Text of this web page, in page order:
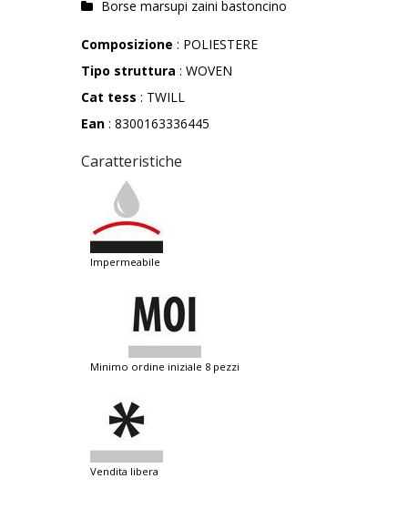
Borse marsupi zaini bastoncino
Composizione : POLIESTERE
Tipo struttura : WOVEN
Cat tess : TWILL
Ean : 8300163336445
Caratteristiche
impermeabile
minimo ordine iniziale 8 pezzi
vendita libera